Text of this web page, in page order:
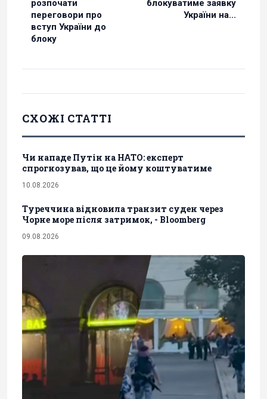
розпочати
переговори про
вступ України до
блоку
блокуватиме заявку
України на...
СХОЖІ СТАТТІ
Чи нападе Путін на НАТО: експерт
спрогнозував, що це йому коштуватиме
10.08.2026
Туреччина відновила транзит суден через
Чорне море після затримок, - Bloomberg
09.08.2026